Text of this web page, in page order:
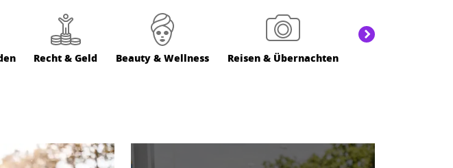
Recht & Geld Beauty & Wellness Reisen & Übernachten